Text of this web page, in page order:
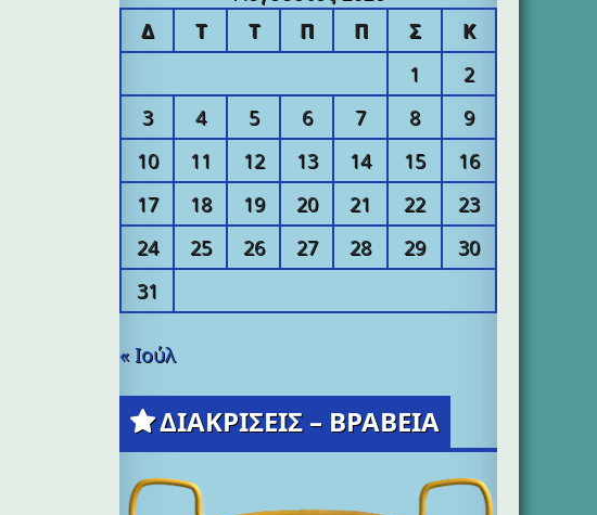
Δ
Τ Τ Π Π Σ
Κ
1
2
3
4 5 6 7 8
9
10
11 12 13 14 15
16
17
18 19 20 21 22
23
24
25 26 27 28 29
30
31
« Ιούλ
ΔΙΑΚΡΙΣΕΙΣ – ΒΡΑΒΕΙΑ